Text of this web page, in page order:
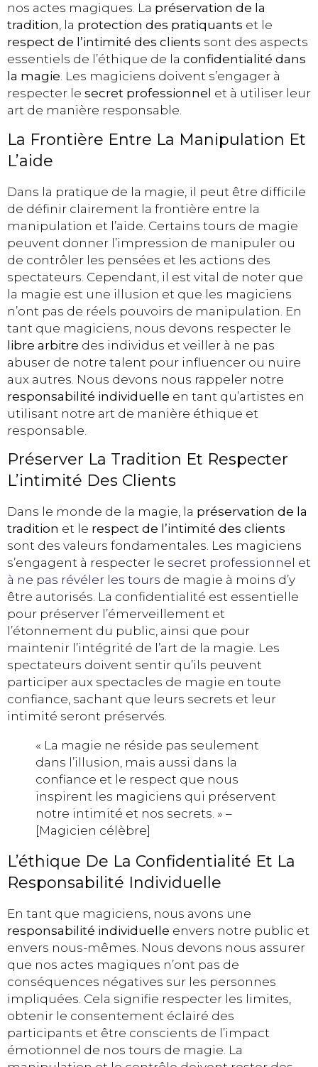
nos actes magiques. La préservation de la
tradition, la protection des pratiquants et le
respect de l’intimité des clients sont des aspects
essentiels de l’éthique de la confidentialité dans
la magie. Les magiciens doivent s’engager à
respecter le secret professionnel et à utiliser leur
art de manière responsable.
La Frontière Entre La Manipulation Et
L’aide
Dans la pratique de la magie, il peut être difficile
de définir clairement la frontière entre la
manipulation et l’aide. Certains tours de magie
peuvent donner l’impression de manipuler ou
de contrôler les pensées et les actions des
spectateurs. Cependant, il est vital de noter que
la magie est une illusion et que les magiciens
n’ont pas de réels pouvoirs de manipulation. En
tant que magiciens, nous devons respecter le
libre arbitre des individus et veiller à ne pas
abuser de notre talent pour influencer ou nuire
aux autres. Nous devons nous rappeler notre
responsabilité individuelle en tant qu’artistes en
utilisant notre art de manière éthique et
responsable.
Préserver La Tradition Et Respecter
L’intimité Des Clients
Dans le monde de la magie, la préservation de la
tradition et le respect de l’intimité des clients
sont des valeurs fondamentales. Les magiciens
s’engagent à respecter le secret professionnel et
à ne pas révéler les tours de magie à moins d’y
être autorisés. La confidentialité est essentielle
pour préserver l’émerveillement et
l’étonnement du public, ainsi que pour
maintenir l’intégrité de l’art de la magie. Les
spectateurs doivent sentir qu’ils peuvent
participer aux spectacles de magie en toute
confiance, sachant que leurs secrets et leur
intimité seront préservés.
« La magie ne réside pas seulement
dans l’illusion, mais aussi dans la
confiance et le respect que nous
inspirent les magiciens qui préservent
notre intimité et nos secrets. » –
[Magicien célèbre]
L’éthique De La Confidentialité Et La
Responsabilité Individuelle
En tant que magiciens, nous avons une
responsabilité individuelle envers notre public et
envers nous-mêmes. Nous devons nous assurer
que nos actes magiques n’ont pas de
conséquences négatives sur les personnes
impliquées. Cela signifie respecter les limites,
obtenir le consentement éclairé des
participants et être conscients de l’impact
émotionnel de nos tours de magie. La